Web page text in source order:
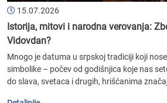
15.07.2026
Istorija, mitovi i narodna verovanja:
Vidovdan?
Mnogo je datuma u srpskoj tradiciji koji
simbolike – počev od godišnjica koje nas
do slava, svetaca i drugih, hrišćanima